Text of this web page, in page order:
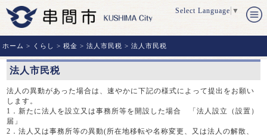
Select Language ▼
ホーム > くらし >税金 >法人市民税 > 法人市民税
法人市民税
法人の異動があった場合は、速やかに下記の様式によって提出をお願い
します。
1．新たに法人を設立又は事務所等を開設した場合 「法人設立（設置）
届」
2．法人又は事務所等の異動(所在地移転や名称変更、又は法人の解散、